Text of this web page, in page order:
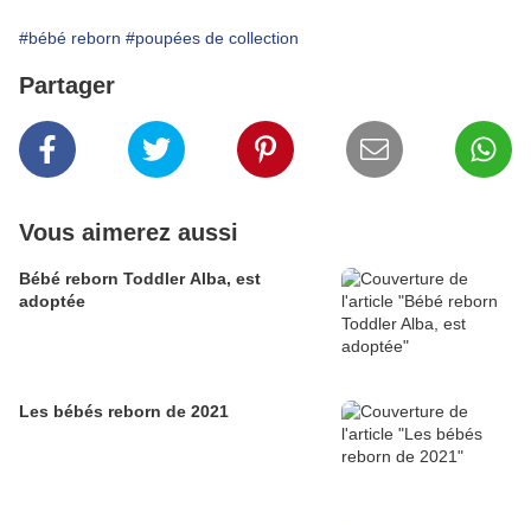
#bébé reborn #poupées de collection
Partager
Vous aimerez aussi
Bébé reborn Toddler Alba, est
adoptée
Les bébés reborn de 2021